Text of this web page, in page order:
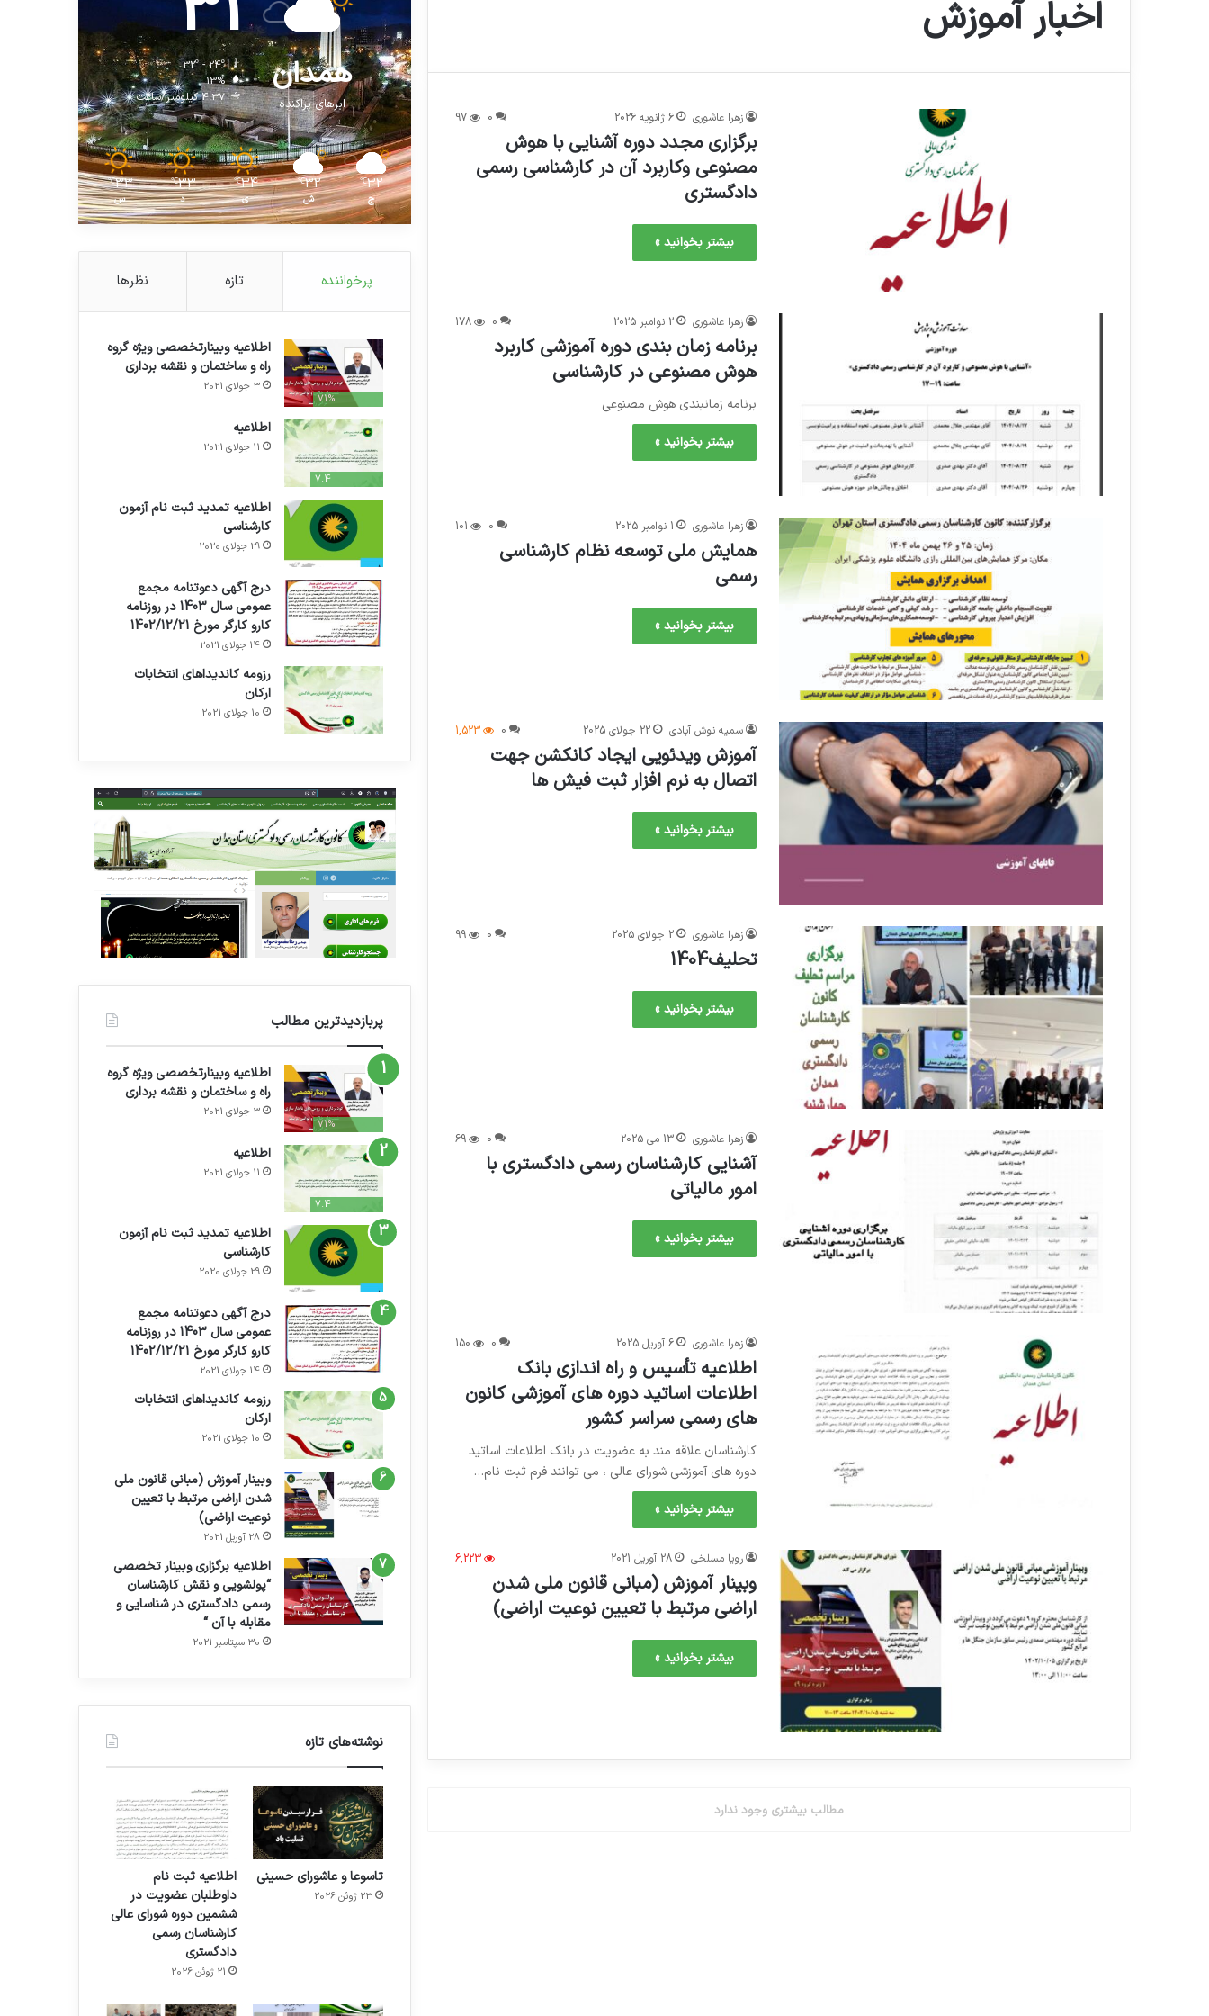
اخبار آموزش
زهرا عاشوری 6 ژانویه 2026 0
97
برگزاری مجدد دوره آشنایی با هوش
مصنوعی وکاربرد آن در کارشناسی رسمی
دادگستری
بیشتر بخوانید »
زهرا عاشوری 2 نوامبر 2025 0
178
برنامه زمان بندی دوره آموزشی کاربرد
هوش مصنوعی در کارشناسی
برنامه زمانبندي هوش مصنوعي
بیشتر بخوانید »
زهرا عاشوری 1 نوامبر 2025 0
101
همایش ملی توسعه نظام کارشناسی
رسمی
بیشتر بخوانید »
سمیه نوش آبادی 22 جولای 2025 0
1,523
آموزش ویدئویی ایجاد کانکشن جهت
اتصال به نرم افزار ثبت فیش ها
بیشتر بخوانید »
زهرا عاشوری 2 جولای 2025 0
99
تحلیف1404
بیشتر بخوانید »
زهرا عاشوری 13 می 2025 0
69
آشنایی کارشناسان رسمی دادگستری با
امور مالیاتی
بیشتر بخوانید »
زهرا عاشوری 6 آوریل 2025 0
150
اطلاعیه تأسیس و راه اندازی بانک
اطلاعات اساتید دوره های آموزشی کانون
های رسمی سراسر کشور
کارشناسان علاقه مند به عضویت در بانک اطلاعات اساتید
دوره های آموزشی شورای عالی ، می توانند فرم ثبت نام…
بیشتر بخوانید »
رویا مسلخی 28 آوریل 2021 6,223
وبینار آموزش (مبانی قانون ملی شدن
اراضی مرتبط با تعیین نوعیت اراضی)
بیشتر بخوانید »
مطالب بیشتری وجود ندارد
همدان
ابرهای پراکنده
32º - 24º
13%
4.37 کیلومتر/ساعت
32
℃
ج
32
℃
ش
34
℃
ی
33
℃
د
33
℃
س
پرخواننده تازه نظرها
71%
اطلاعیه وبینارتخصصی ویژه گروه
راه و ساختمان و نقشه برداری
3 جولای 2021
7.4
اطلاعیه
11 جولای 2021
اطلاعیه تمدید ثبت نام آزمون
کارشناسی
29 جولای 2020
درج آگهی دعوتنامه مجمع
عمومی سال 1403 در روزنامه
کارو کارگر مورخ 1402/12/21
14 جولای 2021
رزومه کاندیداهای انتخابات
ارکان
10 جولای 2021
پربازدیدترین مطالب
71%
اطلاعیه وبینارتخصصی ویژه گروه
راه و ساختمان و نقشه برداری
3 جولای 2021
7.4
اطلاعیه
11 جولای 2021
اطلاعیه تمدید ثبت نام آزمون
کارشناسی
29 جولای 2020
درج آگهی دعوتنامه مجمع
عمومی سال 1403 در روزنامه
کارو کارگر مورخ 1402/12/21
14 جولای 2021
رزومه کاندیداهای انتخابات
ارکان
10 جولای 2021
وبینار آموزش (مبانی قانون ملی
شدن اراضی مرتبط با تعیین
نوعیت اراضی)
28 آوریل 2021
اطلاعیه برگزاری وبینار تخصصی
“پولشویی و نقش کارشناسان
رسمی دادگستری در شناسایی و
مقابله با آن “
30 سپتامبر 2021
نوشته‌های تازه
تاسوعا و عاشورای حسینی
23 ژوئن 2026
اطلاعیه ثبت نام
داوطلبان عضویت در
ششمین دوره شورای عالی
کارشناسان رسمی
دادگستری
21 ژوئن 2026